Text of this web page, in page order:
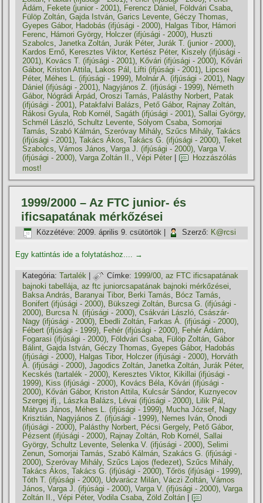
Ádám, Fekete (junior - 2001), Ferencz Dániel , Földvári Csaba,
Fülöp Zoltán,Gajda István,Garics Levente,Géczy Thomas,
Gyepes Gábor, Hadobás (ifjúsági - 2000), Halgas Tibor, Hámori
Ferenc, Hámori György, Holczer (ifjúsági - 2000), Huszti
Szabolcs,Janetka Zoltán,Jurák Péter,Jurák T. (junior - 2000),
Kardos Ernő, Keresztes Viktor, Kertész Péter, Kiszely (ifjúsági -
2001), Kovács T. (ifjúsági - 2001), Kővári (ifjúsági - 2000), Kővári
Gábor, Kriston Attila, Lakos Pál , Lifti (ifjúsági - 2001), Lipcsei
Péter, Méhes L. (ifjúsági - 1999), Molnár A. (ifjúsági - 2001), Nagy
Dániel (ifjúsági - 2001), Nagyjános Z. (ifjúsági - 1999), Németh
Gábor, Nógrádi Árpád,Oroszi Tamás, Palásthy Norbert, Patak
(ifjúsági - 2001), Patakfalvi Balázs, Pető Gábor, Rajnay Zoltán,
Rákosi Gyula, Rob Kornél ,Sagáth (ifjúsági - 2001),Sallai György,
Schmél László,Schultz Levente,Sólyom Csaba,Somorjai
Tamás,Szabó Kálmán,Szeróvay Mihály,Szűcs Mihály,Takács
(ifjúsági - 2001),Takács Ákos,Takács G. (ifjúsági - 2000),Teket
Szabolcs,Vámos János,Varga J. (ifjúsági - 2000),Varga V.
(ifjúsági - 2000),Varga Zoltán II.,Vépi Péter
Hozzászólás
most!
1999/2000 – Az FTC junior- és
ificsapatának mérkőzései
Közzétéve: 2009. április 9. csütörtök Szerző: K@rcsi
Egy kattintás ide a folytatáshoz.... →
Kategória: Tartalék | Címke: 1999/00,az FTC ificsapatának
bajnoki tabellája,az ftc juniorcsapatának bajnoki mérkőzései,
Baksa András, Baranyai Tibor, Berki Tamás, Bócz Tamás,
Bonifert (ifjúsági - 2000), Bükszegi Zoltán, Burcsa G. (ifjúsági -
2000), Burcsa N. (ifjúsági - 2000),Csákvári László,Császár-
Nagy (ifjúsági - 2000), Ebedli Zoltán, Farkas Á. (ifjúsági - 2000),
Fébert (ifjúsági - 1999), Fehér (ifjúsági - 2000), Fehér Ádám,
Fogarasi (ifjúsági - 2000), Földvári Csaba, Fülöp Zoltán,Gábor
Bálint,Gajda István,Géczy Thomas,Gyepes Gábor, Hadobás
(ifjúsági - 2000), Halgas Tibor, Holczer (ifjúsági - 2000), Horváth
Á. (ifjúsági - 2000),Jagodics Zoltán,Janetka Zoltán,Jurák Péter,
Kecskés (tartalék - 2000), Keresztes Viktor, Kikillai (ifjúsági -
1999), Kiss (ifjúsági - 2000), Kovács Béla, Kővári (ifjúsági -
2000), Kővári Gábor, Kriston Attila, Kulcsár Sándor, Kuznyecov
Szergej ifj., Lászka Balázs, Lévai (ifjúsági - 2000), Lilik Pál ,
Mátyus János, Méhes L. (ifjúsági - 1999), Mucha József, Nagy
Krisztián, Nagyjános Z. (ifjúsági - 1999), Nemes Iván,Ónodi
(ifjúsági - 2000), Palásthy Norbert, Pécsi Gergely, Pető Gábor,
Pézsent (ifjúsági - 2000), Rajnay Zoltán, Rob Kornél ,Sallai
György,Schultz Levente,Selenka V. (ifjúsági - 2000),Selimi
Zenun,Somorjai Tamás,Szabó Kálmán,Szakács G. (ifjúsági -
2000),Szeróvay Mihály,Szűcs Lajos (fedezet),Szűcs Mihály,
Takács Ákos,Takács G. (ifjúsági - 2000),Tőrös (ifjúsági - 1999),
Tóth T. (ifjúsági - 2000), Udvarácz Milán,Váczi Zoltán,Vámos
János,Varga J. (ifjúsági - 2000),Varga V. (ifjúsági - 2000),Varga
Zoltán II.,Vépi Péter,Vodila Csaba,Zöld Zoltán